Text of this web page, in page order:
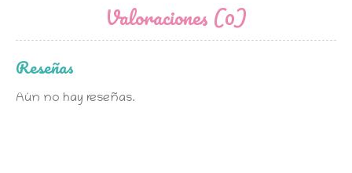
Valoraciones (0)
Reseñas
Aún no hay reseñas.